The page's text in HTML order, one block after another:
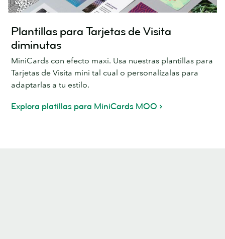
Plantillas para Tarjetas de Visita
diminutas
MiniCards con efecto maxi. Usa nuestras plantillas para
Tarjetas de Visita mini tal cual o personalízalas para
adaptarlas a tu estilo.
Explora platillas para MiniCards MOO